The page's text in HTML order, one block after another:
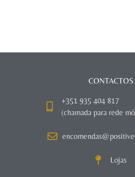
CONTACTOS
+351 935 404 817
(chamada para rede
Lojas